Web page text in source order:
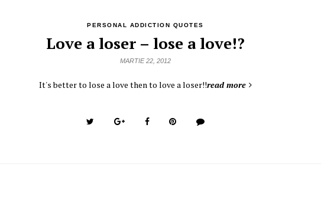
PERSONAL ADDICTION QUOTES
Love a loser – lose a love!?
MARTIE 22, 2012
It's better to lose a love then to love a loser!!read more